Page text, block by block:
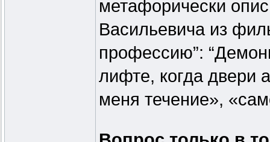
метафорически
Васильевича из
профессию”:
лифте, когда двери
меня течение»,